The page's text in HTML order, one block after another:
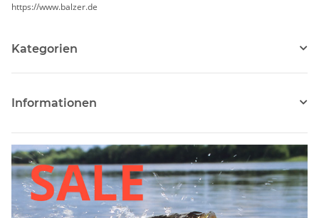
https://www.balzer.de
Kategorien
Informationen